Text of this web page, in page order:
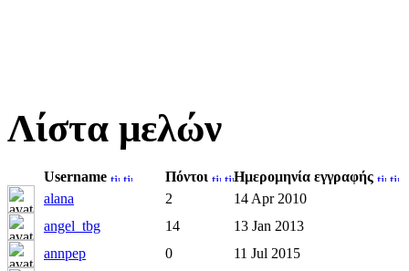
Λίστα μελών
Username Πόντοι
Ημερομηνία εγγραφής
alana
2
14 Apr 2010
angel_tbg
14
13 Jan 2013
annpep
0
11 Jul 2015